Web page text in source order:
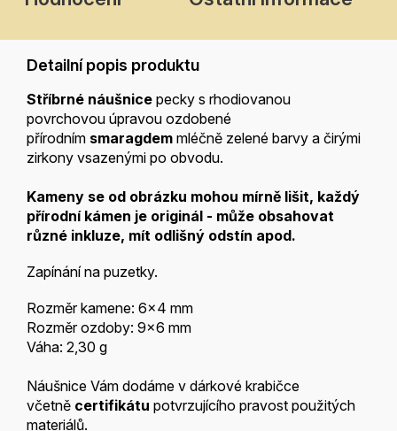
Detailní popis produktu
Stříbrné náušnice pecky s rhodiovanou
povrchovou úpravou ozdobené
přírodním smaragdem mléčně zelené barvy a čirými
zirkony vsazenými po obvodu.
Kameny se od obrázku mohou mírně lišit, každý
přírodní kámen je originál - může obsahovat
různé inkluze, mít odlišný odstín apod.
Zapínání na puzetky.
Rozměr kamene: 6x4 mm
Rozměr ozdoby: 9x6 mm
Váha: 2,30 g
Náušnice Vám dodáme v dárkové krabičce
včetně certifikátu potvrzujícího pravost použitých
materiálů.